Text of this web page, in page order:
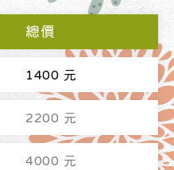
總價
1400 元
2200 元
4000 元